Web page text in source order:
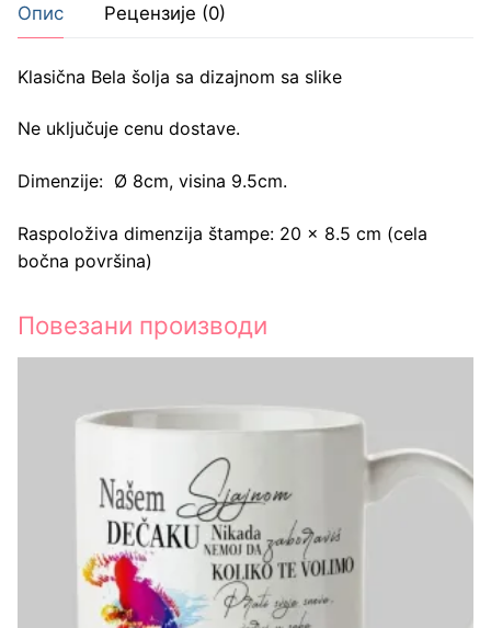
slatko
živce
Опис Рецензије (0)
Klasična Bela šolja sa dizajnom sa slike
Ne uključuje cenu dostave.
Dimenzije: Ø 8cm, visina 9.5cm.
Raspoloživa dimenzija štampe: 20 x 8.5 cm (cela
bočna površina)
Повезани производи